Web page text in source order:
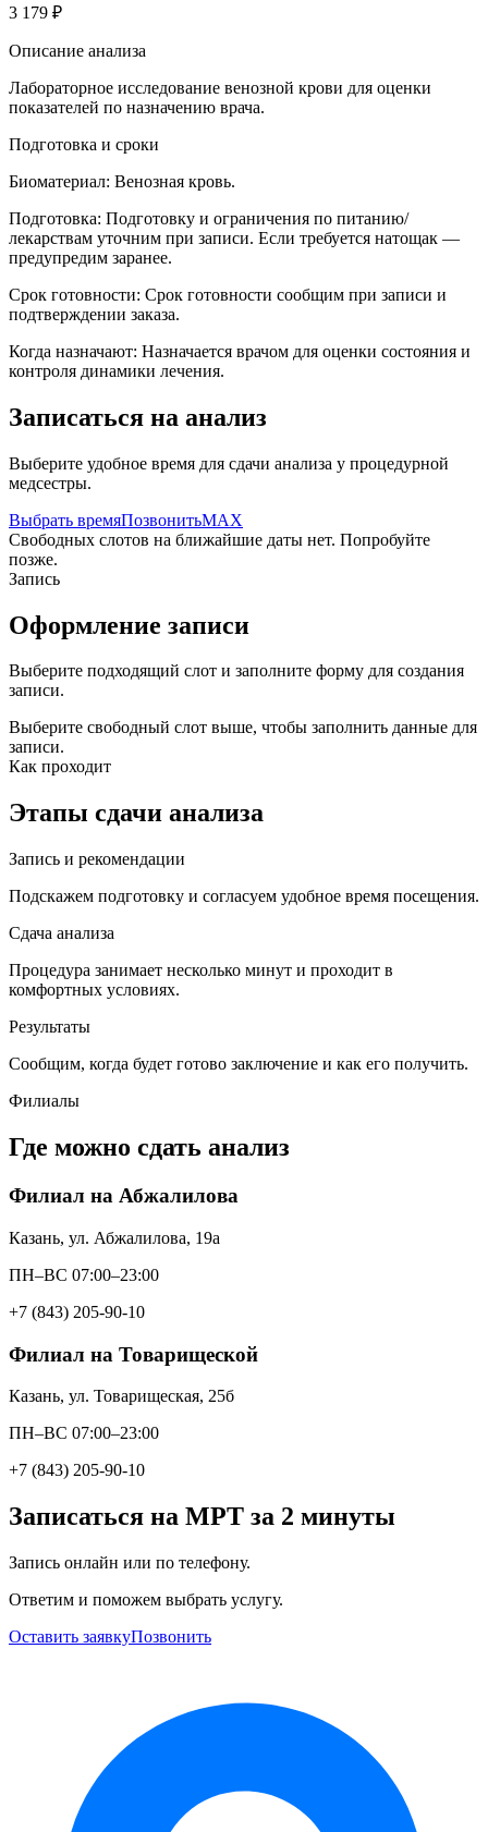
3 179 ₽
Описание анализа
Лабораторное исследование венозной крови для оценки
показателей по назначению врача.
Подготовка и сроки
Биоматериал: Венозная кровь.
Подготовка: Подготовку и ограничения по питанию/
лекарствам уточним при записи. Если требуется натощак —
предупредим заранее.
Срок готовности: Срок готовности сообщим при записи и
подтверждении заказа.
Когда назначают: Назначается врачом для оценки состояния и
контроля динамики лечения.
Записаться на анализ
Выберите удобное время для сдачи анализа у процедурной
медсестры.
Выбрать времяПозвонитьMAX
Свободных слотов на ближайшие даты нет. Попробуйте
позже.
Запись
Оформление записи
Выберите подходящий слот и заполните форму для создания
записи.
Выберите свободный слот выше, чтобы заполнить данные для
записи.
Как проходит
Этапы сдачи анализа
Запись и рекомендации
Подскажем подготовку и согласуем удобное время посещения.
Сдача анализа
Процедура занимает несколько минут и проходит в
комфортных условиях.
Результаты
Сообщим, когда будет готово заключение и как его получить.
Филиалы
Где можно сдать анализ
Филиал на Абжалилова
Казань, ул. Абжалилова, 19а
ПН–ВС 07:00–23:00
+7 (843) 205-90-10
Филиал на Товарищеской
Казань, ул. Товарищеская, 25б
ПН–ВС 07:00–23:00
+7 (843) 205-90-10
Записаться на МРТ за 2 минуты
Запись онлайн или по телефону.
Ответим и поможем выбрать услугу.
Оставить заявкуПозвонить